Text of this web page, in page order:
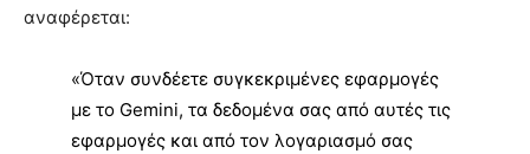
αναφέρεται:
«Όταν συνδέετε συγκεκριμένες εφαρμογές
με το Gemini, τα δεδομένα σας από αυτές τις
εφαρμογές και από τον λογαριασμό σας